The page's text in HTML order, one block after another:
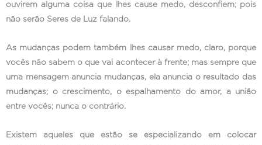
ouvirem alguma coisa que lhes cause medo, desconfiem; pois
não serão Seres de Luz falando.
As mudanças podem também lhes causar medo, claro, porque
vocês não sabem o que vai acontecer à frente; mas sempre que
uma mensagem anuncia mudanças, ela anuncia o resultado das
mudanças; o crescimento, o espalhamento do amor, a união
entre vocês; nunca o contrário.
Existem aqueles que estão se especializando em colocar